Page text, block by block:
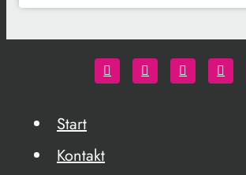
Start
Kontakt